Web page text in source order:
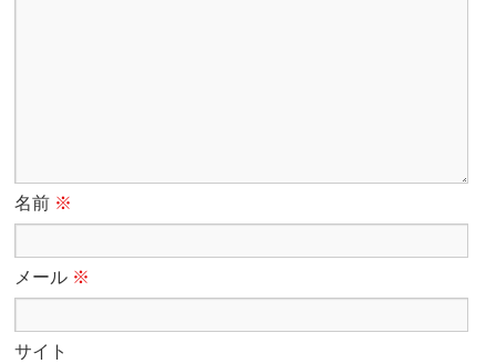
名前 ※
メール ※
サイト